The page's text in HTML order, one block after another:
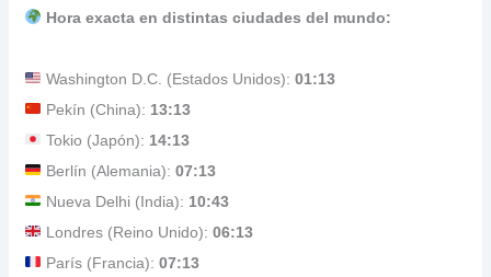
Hora exacta en distintas ciudades del mundo:
Washington D.C. (Estados Unidos):01:13
Pekín (China): 13:13
Tokio (Japón): 14:13
Berlín (Alemania):07:13
Nueva Delhi (India): 10:43
Londres (Reino Unido):06:13
París (Francia):07:13